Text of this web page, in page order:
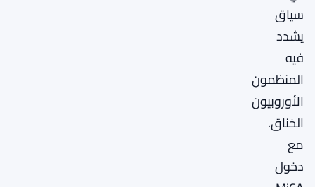
سياق
يشدد
فيه
المنظمون
الأوروبيون
الخناق.
مع
دخول